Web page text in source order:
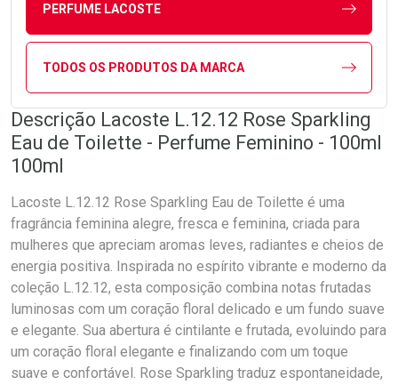
PERFUME LACOSTE
TODOS OS PRODUTOS DA MARCA
Descrição Lacoste L.12.12 Rose Sparkling
Eau de Toilette - Perfume Feminino - 100ml
100ml
Lacoste L.12.12 Rose Sparkling Eau de Toilette é uma
fragrância feminina alegre, fresca e feminina, criada para
mulheres que apreciam aromas leves, radiantes e cheios de
energia positiva. Inspirada no espírito vibrante e moderno da
coleção L.12.12, esta composição combina notas frutadas
luminosas com um coração floral delicado e um fundo suave
e elegante. Sua abertura é cintilante e frutada, evoluindo para
um coração floral elegante e finalizando com um toque
suave e confortável. Rose Sparkling traduz espontaneidade,